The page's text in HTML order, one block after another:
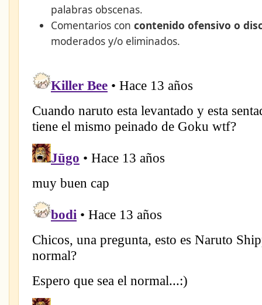
palabras obscenas.
Comentarios con contenido ofensivo o
moderados y/o eliminados.